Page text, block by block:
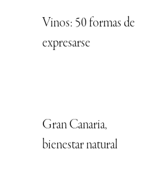
Vinos: 50 formas de
expresarse
Gran Canaria,
bienestar natural